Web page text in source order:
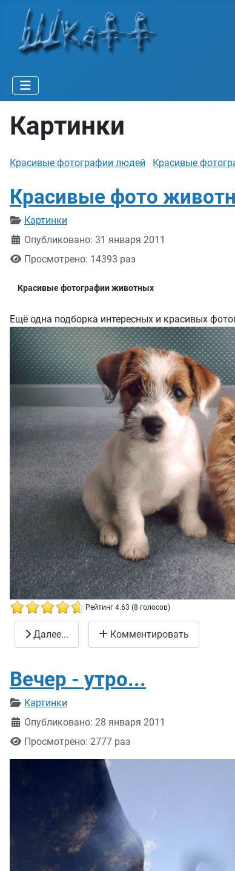
Картинки
Красивые фотографии людей Красивые
Красивые фото
Информация о материале
Картинки
Опубликовано: 31 января 2011
Просмотрено: 14393 раз
Красивые фотографии животных
Ещё одна подборка интересных и красивых
Рейтинг 4.63 (8 голосов)
Красивые фото животных 29
Далее... Комментировать
Вечер - утро...
Информация о материале
Картинки
Опубликовано: 28 января 2011
Просмотрено: 2777 раз